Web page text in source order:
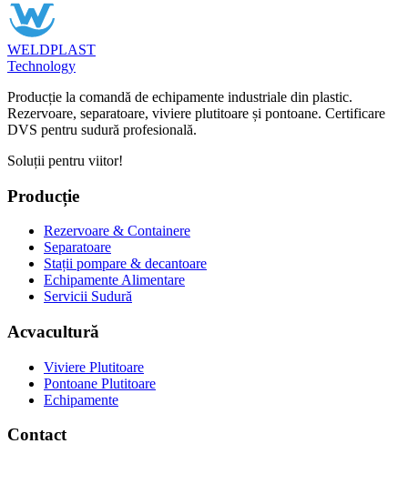
WELDPLAST
Technology
Producție la comandă de echipamente industriale din plastic.
Rezervoare, separatoare, viviere plutitoare și pontoane. Certificare
DVS pentru sudură profesională.
Soluții pentru viitor!
Producție
Rezervoare & Containere
Separatoare
Stații pompare & decantoare
Echipamente Alimentare
Servicii Sudură
Acvacultură
Viviere Plutitoare
Pontoane Plutitoare
Echipamente
Contact